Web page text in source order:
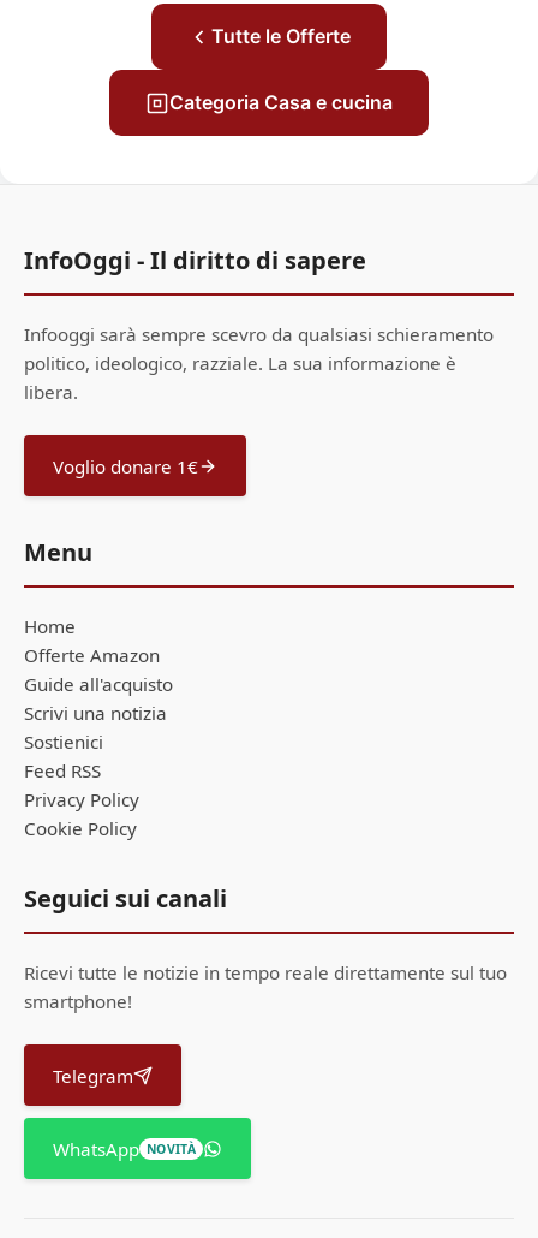
Tutte le Offerte
Categoria Casa e cucina
InfoOggi - Il diritto di sapere
Infooggi sarà sempre scevro da qualsiasi schieramento
politico, ideologico, razziale. La sua informazione è
libera.
Voglio donare 1€
Menu
Home
Offerte Amazon
Guide all'acquisto
Scrivi una notizia
Sostienici
Feed RSS
Privacy Policy
Cookie Policy
Seguici sui canali
Ricevi tutte le notizie in tempo reale direttamente sul tuo
smartphone!
Telegram
WhatsApp NOVITÀ